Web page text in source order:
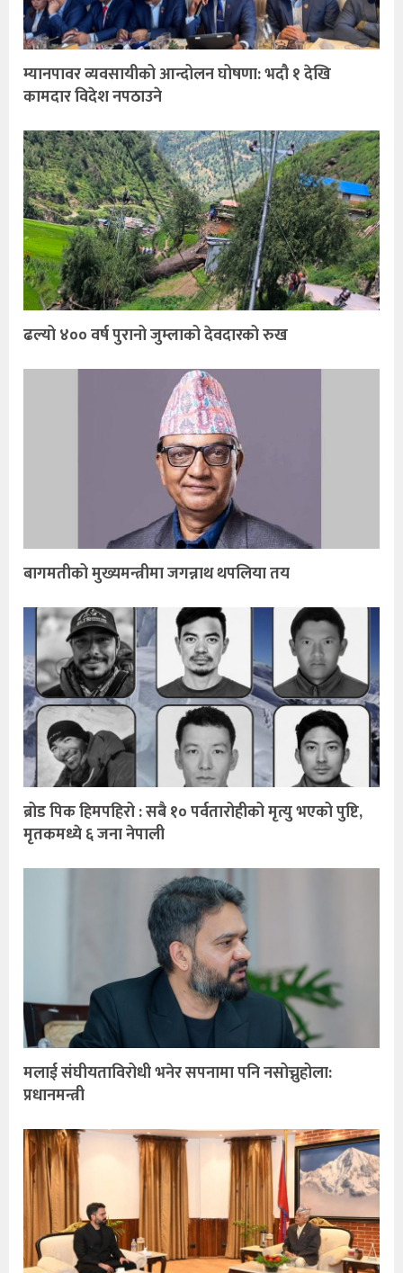
म्यानपावर व्यवसायीको आन्दोलन घोषणा: भदौ १ देखि
कामदार विदेश नपठाउने
ढल्यो ४०० वर्ष पुरानो जुम्लाको देवदारको रुख
बागमतीको मुख्यमन्त्रीमा जगन्नाथ थपलिया तय
ब्रोड पिक हिमपहिरो : सबै १० पर्वतारोहीको मृत्यु भएको पुष्टि,
मृतकमध्ये ६ जना नेपाली
मलाई संघीयताविरोधी भनेर सपनामा पनि नसोच्नुहोला:
प्रधानमन्त्री